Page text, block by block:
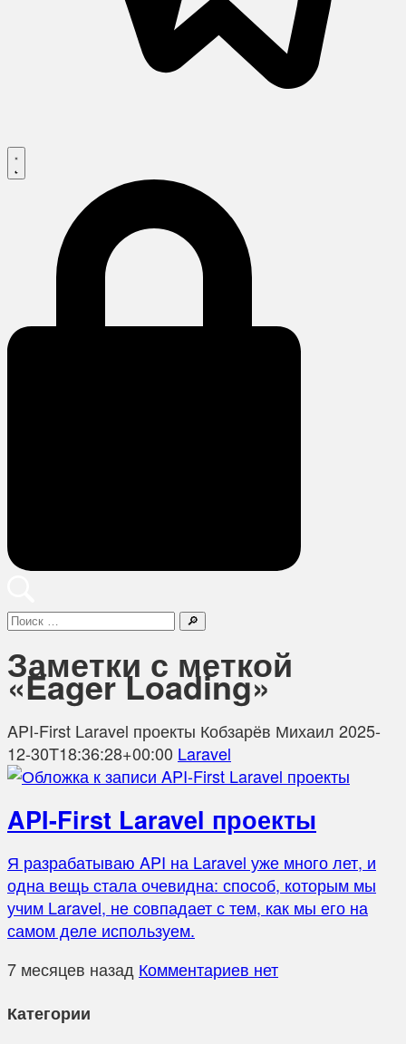
Поиск
Заметки с меткой
«Eager Loading»
API-First Laravel проекты Кобзарёв Михаил 2025-
12-30T18:36:28+00:00 Laravel
API-First Laravel проекты
Я разрабатываю API на Laravel уже много лет, и
одна вещь стала очевидна: способ, которым мы
учим Laravel, не совпадает с тем, как мы его на
самом деле используем.
7 месяцев назад Комментариев нет
Категории